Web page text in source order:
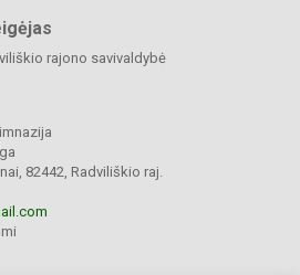
rajono savivaldybė
82442, Radviliškio raj.